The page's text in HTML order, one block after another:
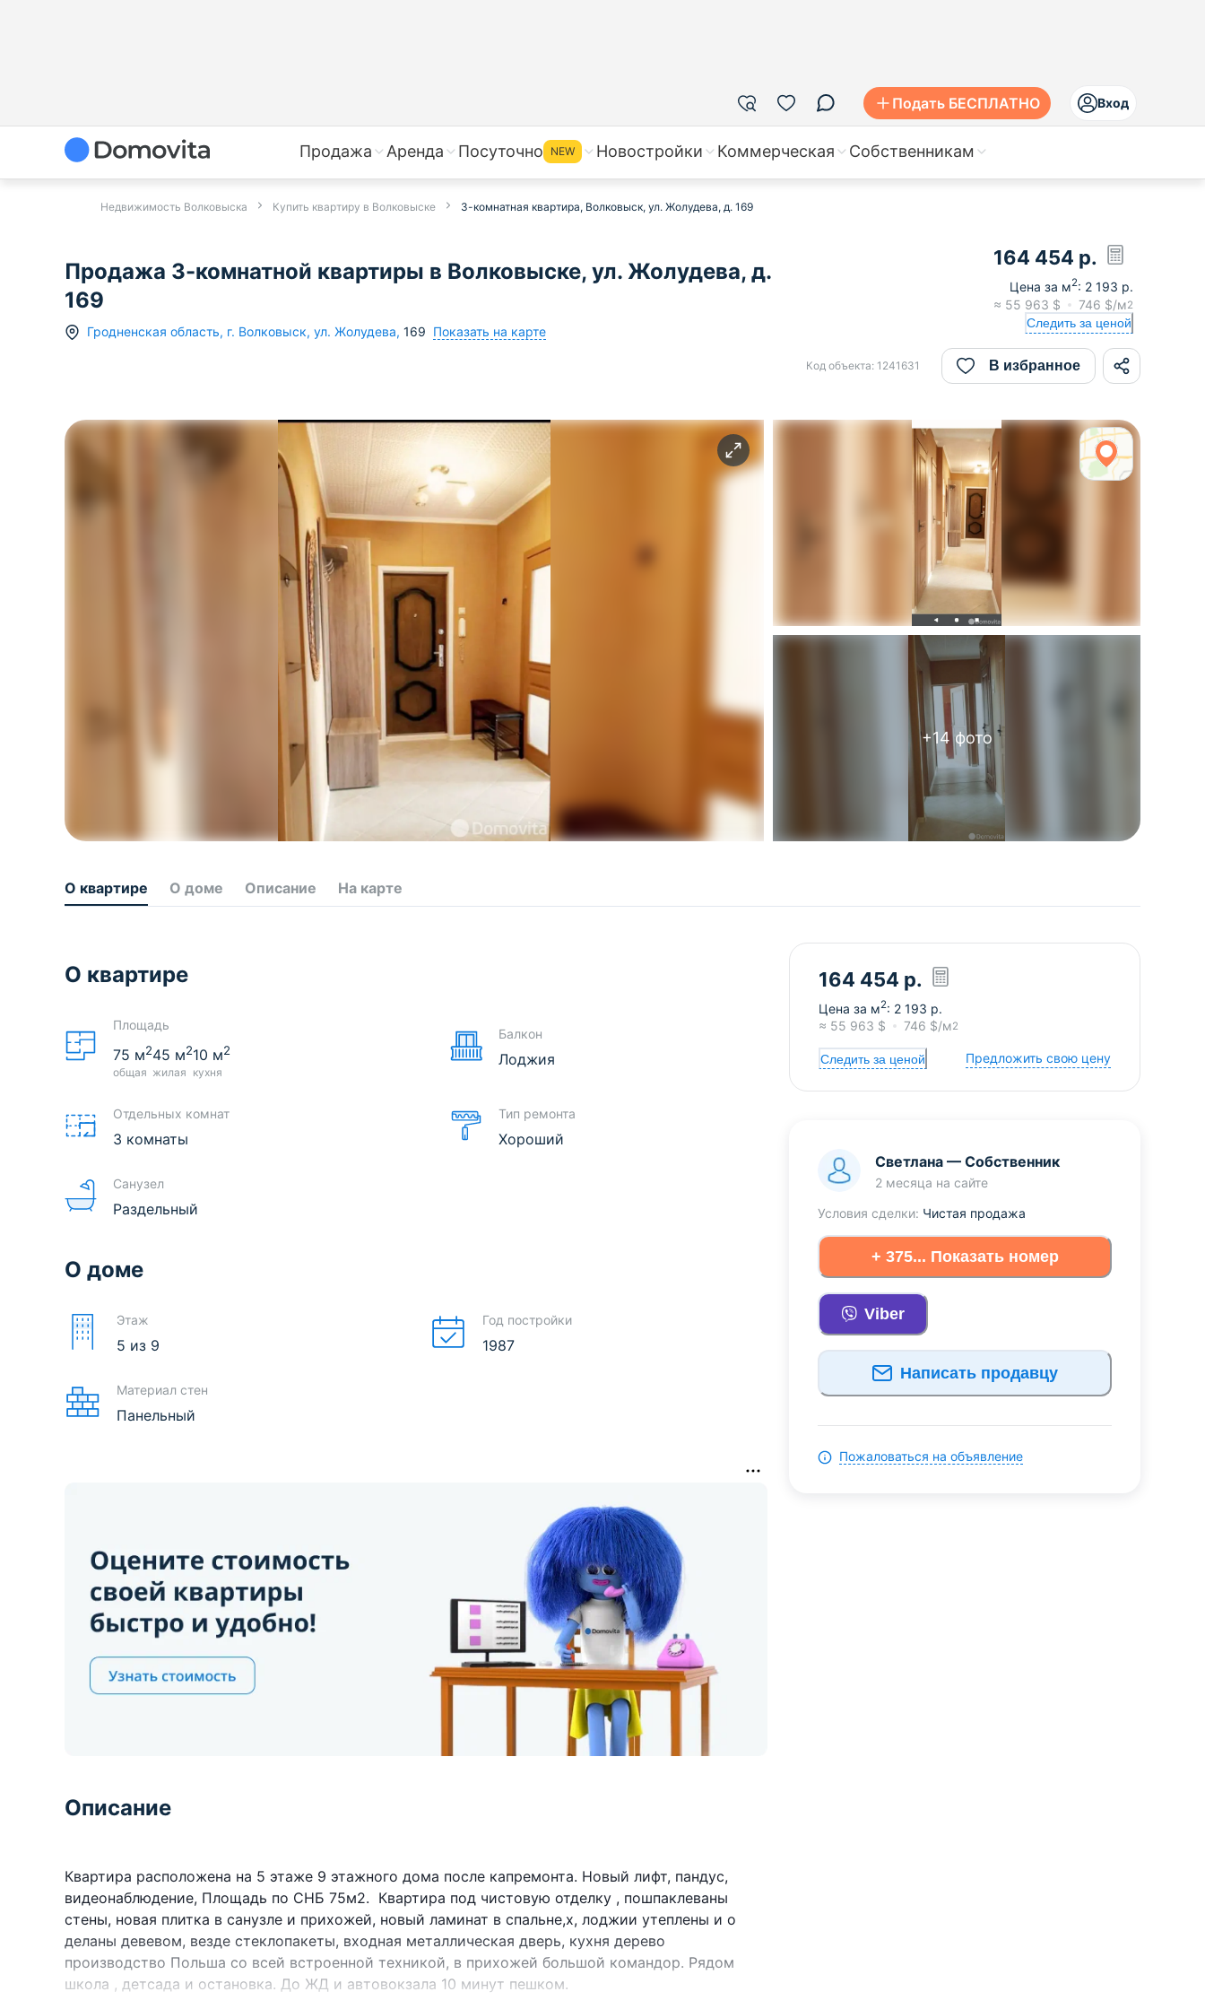
Подать БЕСПЛАТНО Вход
Продажа Аренда Посуточно NEW Новостройки Коммерческая Собственникам
Недвижимость Волковыска Купить квартиру в Волковыске 3-комнатная квартира, Волковыск, ул. Жолудева, д. 169
Продажа 3-комнатной квартиры в Волковыске, ул. Жолудева, д.
169
Гродненская область, г. Волковыск, ул. Жолудева, 169 Показать на карте
164 454 р.
Цена за м2: 2 193 р.
≈ 55 963 $ 746 $/м2
Следить за ценой
Код объекта: 1241631 В избранное
+14фото
О квартире О доме Описание На карте
О квартире
Площадь
75 м2
общая
45 м2
жилая
10 м2
кухня
Отдельных комнат
3 комнаты
Санузел
Раздельный
Балкон
Лоджия
Тип ремонта
Хороший
О доме
Этаж
5 из 9
Материал стен
Панельный
Год постройки
1987
Описание
Квартира расположена на 5 этаже 9 этажного дома после капремонта. Новый лифт, пандус,
видеонаблюдение, Площадь по СНБ 75м2. Квартира под чистовую отделку , пошпаклеваны
стены, новая плитка в санузле и прихожей, новый ламинат в спальне,х, лоджии утеплены и о
деланы девевом, везде стеклопакеты, входная металлическая дверь, кухня дерево
производство Польша со всей встроенной техникой, в прихожей большой командор. Рядом
школа , детсада и остановка. До ЖД и автовокзала 10 минут пешком.
164 454 р.
Цена за м2: 2 193 р.
≈ 55 963 $ 746 $/м2
Следить за ценой Предложить свою цену
Светлана — Собственник
2 месяца на сайте
Условия сделки: Чистая продажа
+ 375... Показать номер
Viber
Написать продавцу
Пожаловаться на объявление